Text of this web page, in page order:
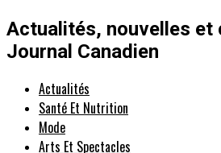
Actualités, nouvelles et
Journal Canadien
Actualités
Santé Et Nutrition
Mode
Arts Et Spectacles